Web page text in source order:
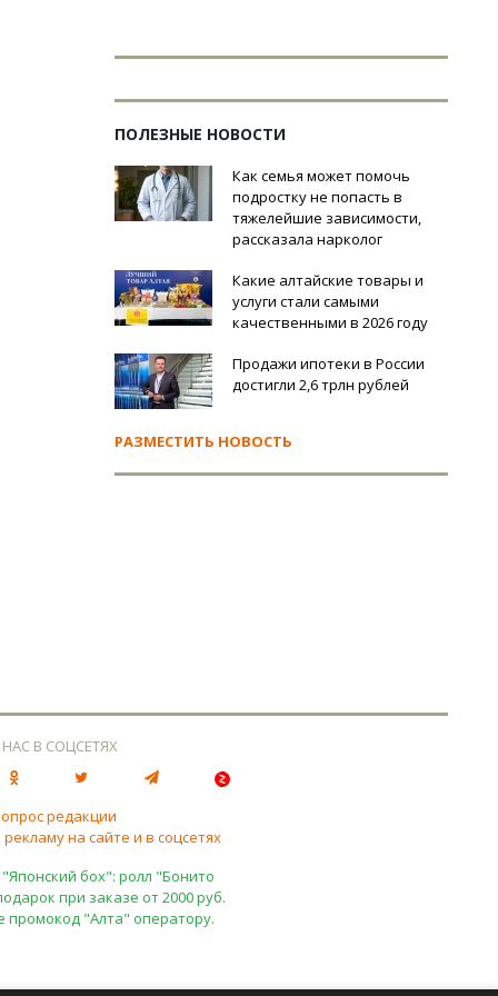
ПОЛЕЗНЫЕ НОВОСТИ
Как семья может помочь
подростку не попасть в
тяжелейшие зависимости,
рассказала нарколог
Какие алтайские товары и
услуги стали самыми
качественными в 2026 году
Продажи ипотеки в России
достигли 2,6 трлн рублей
РАЗМЕСТИТЬ НОВОСТЬ
В СОЦСЕТЯХ
редакции
на сайте и в соцсетях
бох": ролл "Бонито
при заказе от 2000 руб.
промокод "Алта" оператору.